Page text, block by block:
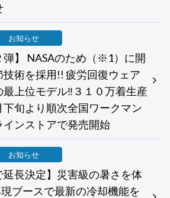
お知らせ
弾】 NASAのため（※1）に開
術を採用!! 疲労回復ウェア
上位モデル‼３１０万着生産
旬より順次全国ワークマン
ンストアで発売開始
お知らせ
延長決定】災害級の暑さを体
ブースで最新の冷却機能を